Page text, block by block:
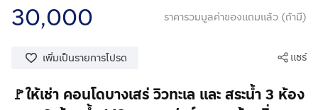
30,000 ราคารวมมูลค่าของแถมแล้ว (ถ้ามี)
เพิ่มเป็นรายการโปรด แชร์
🚩ให้เช่า คอนโดบางเสร่ วิวทะเล และ สระน้ำ 3 ห้อง